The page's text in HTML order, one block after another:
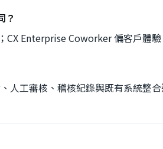
？
CX Enterprise Coworker 偏客戶體
人工審核、稽核紀錄與既有系統整合